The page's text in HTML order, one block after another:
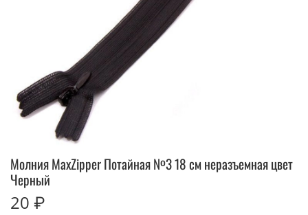
Молния MaxZipper Потайная №3 18 см неразъемная цвет
Черный
20 ₽